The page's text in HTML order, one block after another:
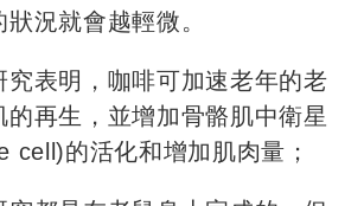
況就會越輕微。
究表明，咖啡可加速老年的老
的再生，並增加骨骼肌中衛星
cell)的活化和增加肌肉量；